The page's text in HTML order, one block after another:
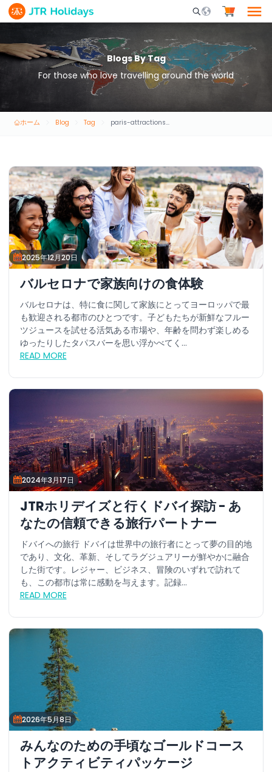
Mobile Search
Blogs By Tag
For those who love travelling around the world
ホーム Blog Tag paris-attractions-and-experiences
2025年12月20日
バルセロナで家族向けの食体験
バルセロナは、特に食に関して家族にとってヨーロッパで最
も歓迎される都市のひとつです。子どもたちが新鮮なフルー
ツジュースを試せる活気ある市場や、年齢を問わず楽しめる
ゆったりしたタパスバーを思い浮かべてく...
READ MORE
2024年3月17日
JTRホリデイズと行くドバイ探訪 - あ
なたの信頼できる旅行パートナー
ドバイへの旅行 ドバイは世界中の旅行者にとって夢の目的地
であり、文化、革新、そしてラグジュアリーが鮮やかに融合
した街です。レジャー、ビジネス、冒険のいずれで訪れて
も、この都市は常に感動を与えます。記録...
READ MORE
2026年5月8日
みんなのための手頃なゴールドコース
トアクティビティパッケージ